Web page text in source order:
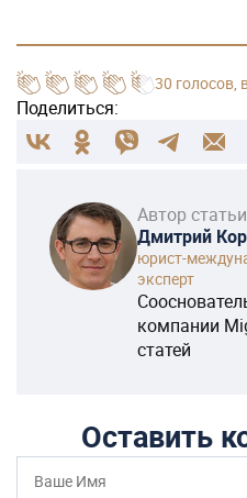
30 голосов
Поделиться:
Автор
Дмитрий
юрист-
эксперт
компании
статей
Оставить